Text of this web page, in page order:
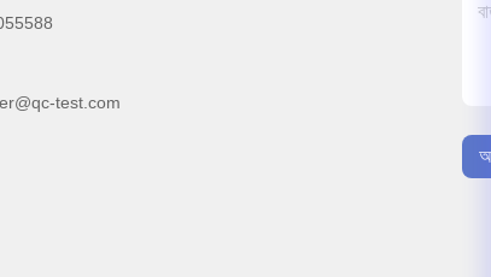
test.com